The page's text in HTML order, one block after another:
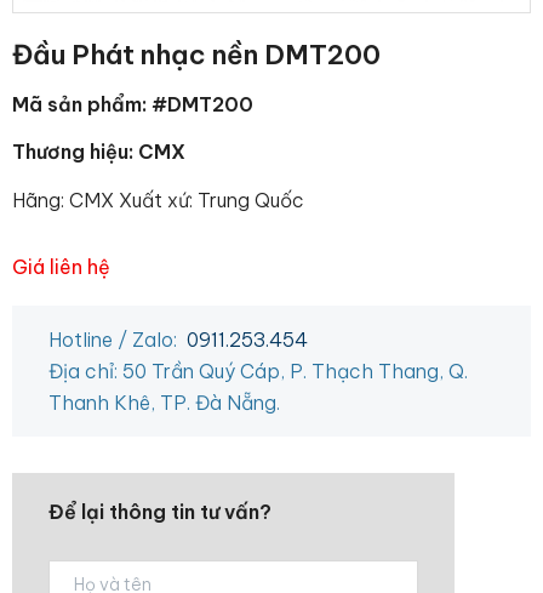
Đầu Phát nhạc nền DMT200
Mã sản phẩm: #DMT200
Thương hiệu: CMX
Hãng: CMX Xuất xứ: Trung Quốc
Giá liên hệ
Hotline / Zalo: 0911.253.454
Địa chỉ: 50 Trần Quý Cáp, P. Thạch Thang, Q.
Thanh Khê, TP. Đà Nẵng.
Để lại thông tin tư vấn?